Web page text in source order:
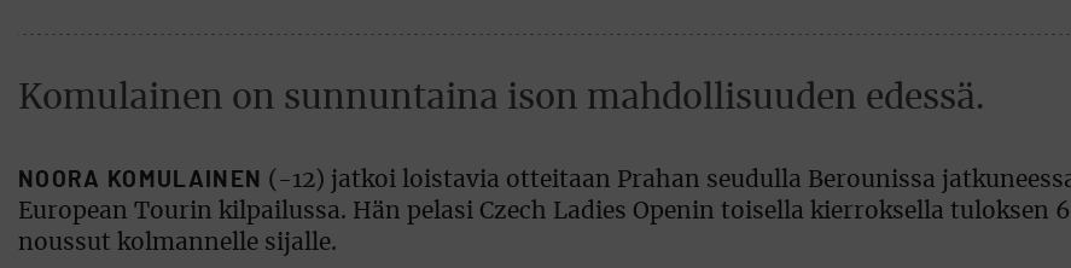
Komulainen on sunnuntaina ison mahdollisuuden edessä.
NOORA KOMULAINEN (-12) jatkoi loistavia otteitaan Prahan seudulla Berounissa
European Tourin kilpailussa. Hän pelasi Czech Ladies Openin toisella kierroksella tuloksen
noussut kolmannelle sijalle.